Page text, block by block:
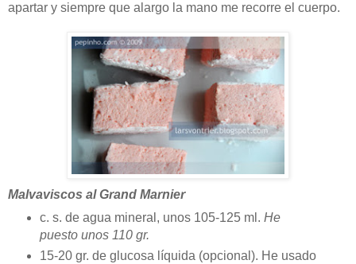
apartar y siempre que alargo la mano me recorre el cuerpo.
Malvaviscos al Grand Marnier
c. s. de agua mineral, unos 105-125 ml. He
puesto unos 110 gr.
15-20 gr. de glucosa líquida (opcional). He usado